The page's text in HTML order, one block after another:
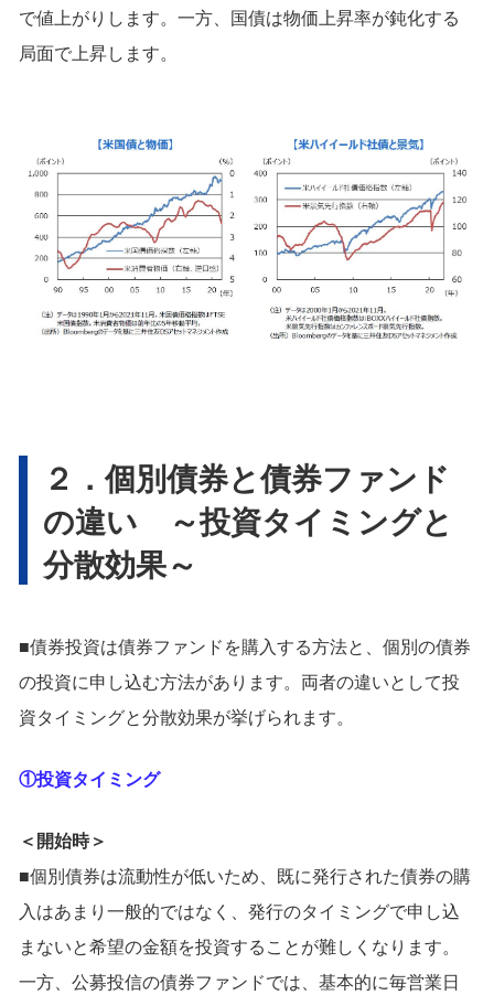
で値上がりします。一方、国債は物価上昇率が鈍化する
局面で上昇します。
２．個別債券と債券ファンド
の違い ～投資タイミングと
分散効果～
■債券投資は債券ファンドを購入する方法と、個別の債券
の投資に申し込む方法があります。両者の違いとして投
資タイミングと分散効果が挙げられます。
①投資タイミング
＜開始時＞
■個別債券は流動性が低いため、既に発行された債券の購
入はあまり一般的ではなく、発行のタイミングで申し込
まないと希望の金額を投資することが難しくなります。
一方、公募投信の債券ファンドでは、基本的に毎営業日